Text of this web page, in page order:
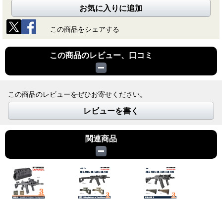
お気に入りに追加
この商品をシェアする
この商品のレビュー、口コミ
この商品のレビューをぜひお寄せください。
レビューを書く
関連商品